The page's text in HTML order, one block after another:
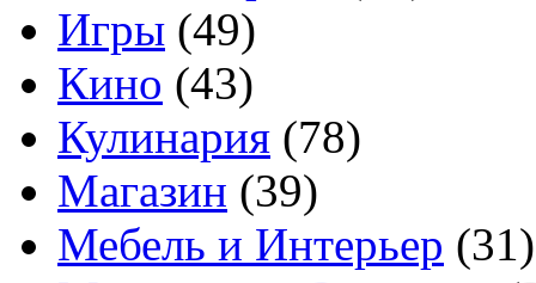
Игры (49)
Кино (43)
Кулинария (78)
Магазин (39)
Мебель и Интерьер (31)